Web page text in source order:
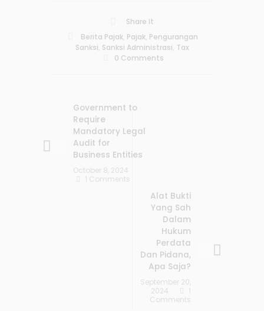
Share It
Berita Pajak, Pajak, Pengurangan
Sanksi, Sanksi Administrasi, Tax
0 Comments
Government to
Require
Mandatory Legal
Audit for
Business Entities
October 8, 2024
1 Comments
Alat Bukti
Yang Sah
Dalam
Hukum
Perdata
Dan Pidana,
Apa Saja?
September 20,
2024
1
Comments